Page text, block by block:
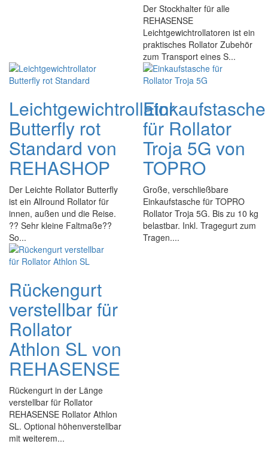
Der Stockhalter für alle
REHASENSE
Leichtgewichtrollatoren ist ein
praktisches Rollator Zubehör
zum Transport eines S...
Leichtgewichtrollator
Butterfly rot
Standard von
REHASHOP
Der Leichte Rollator Butterfly
ist ein Allround Rollator für
innen, außen und die Reise.
?? Sehr kleine Faltmaße??
So...
Einkaufstasche
für Rollator
Troja 5G von
TOPRO
Große, verschließbare
Einkaufstasche für TOPRO
Rollator Troja 5G. Bis zu 10 kg
belastbar. Inkl. Tragegurt zum
Tragen....
Rückengurt
verstellbar für
Rollator
Athlon SL von
REHASENSE
Rückengurt in der Länge
verstellbar für Rollator
REHASENSE Rollator Athlon
SL. Optional höhenverstellbar
mit weiterem...